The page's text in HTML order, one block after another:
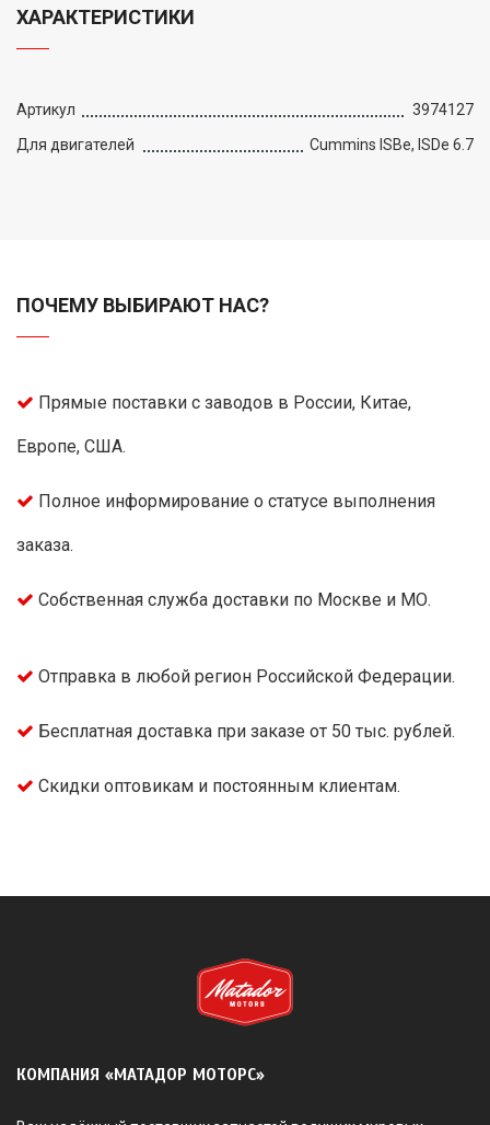
ХАРАКТЕРИСТИКИ
Артикул
3974127
Для двигателей
Cummins ISBe, ISDe 6.7
ПОЧЕМУ ВЫБИРАЮТ НАС?
Прямые поставки с заводов в России, Китае,
Европе, США.
Полное информирование о статусе выполнения
заказа.
Собственная служба доставки по Москве и МО.
Отправка в любой регион Российской Федерации.
Бесплатная доставка при заказе от 50 тыс. рублей.
Скидки оптовикам и постоянным клиентам.
КОМПАНИЯ «МАТАДОР МОТОРС»